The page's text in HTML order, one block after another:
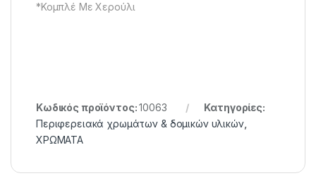
*Κομπλέ Με Χερούλι
Κωδικός προϊόντος:10063
Κατηγορίες:
Περιφερειακά χρωμάτων & δομικών υλικών,
ΧΡΩΜΑΤΑ